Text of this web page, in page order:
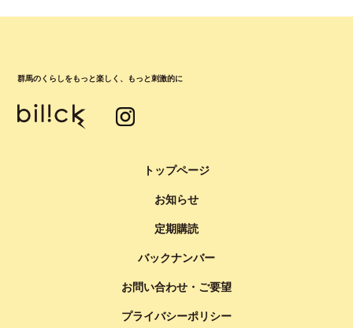
群馬のくらしをもっと楽しく、もっと刺激的に
トップページ
お知らせ
定期購読
バックナンバー
お問い合わせ・ご要望
プライバシーポリシー